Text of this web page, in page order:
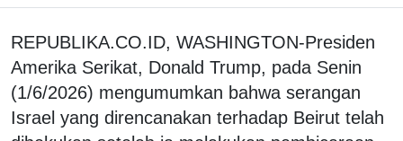
REPUBLIKA.CO.ID, WASHINGTON-Presiden
Amerika Serikat, Donald Trump, pada Senin
(1/6/2026) mengumumkan bahwa serangan
Israel yang direncanakan terhadap Beirut telah